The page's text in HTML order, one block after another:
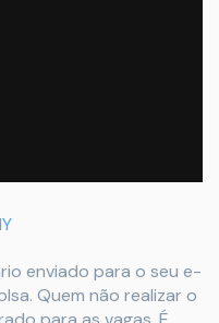
enviado para o seu e-
Quem não realizar o